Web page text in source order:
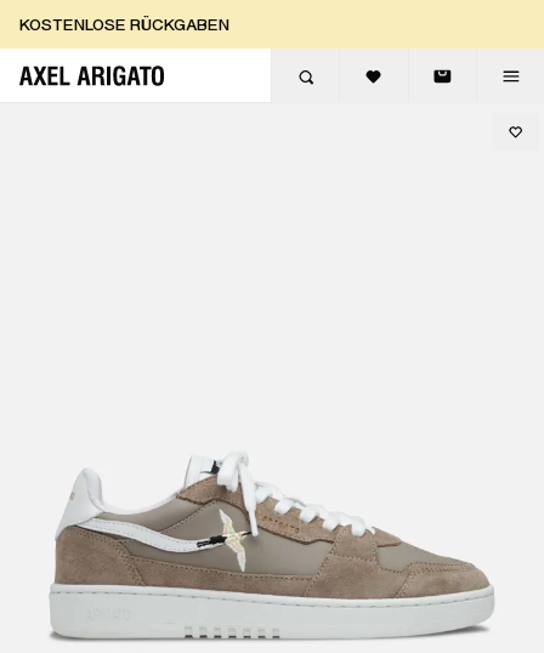
Zum Inhalt springen
KOSTENLOSE RÜCKGABEN
KOSTENLOSE EXPRESSLIEFERUNG